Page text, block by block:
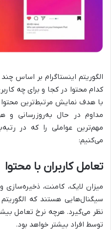
الگوریتم اینستاگرام بر اساس
کدام محتوا در کجا و برای چه
با هدف نمایش مرتبط‌ترین
مداوم در حال به‌روزرسانی و
مهم‌ترین عواملی را که در
می‌کنیم:
تعامل کاربران با محتوا
میزان لایک، کامنت، ذخیره‌سازی
سیگنال‌هایی هستند که
نظر می‌گیرد. هرچه نرخ تعامل
توسط افراد بیشتر خواهد بود.